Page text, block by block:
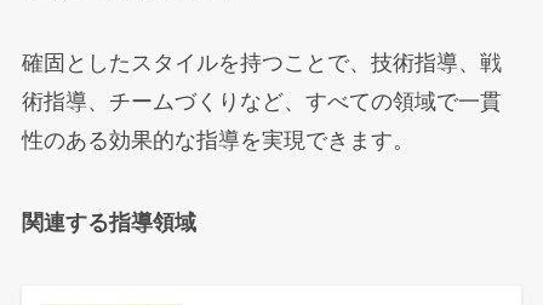
確固としたスタイルを持つことで、技術指導、戦
術指導、チームづくりなど、すべての領域で一貫
性のある効果的な指導を実現できます。
関連する指導領域